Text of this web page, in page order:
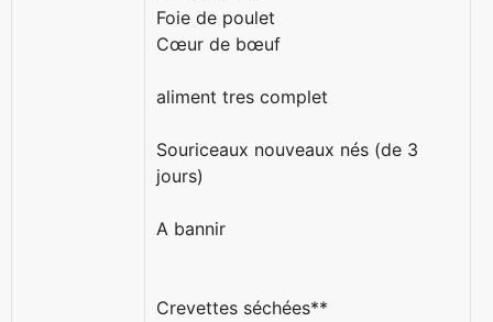
Foie de poulet
Cœur de bœuf
aliment tres complet
Souriceaux nouveaux nés (de 3
jours)
A bannir
Crevettes séchées**